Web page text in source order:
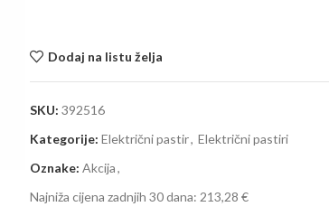
Dodaj na listu želja
SKU: 392516
Kategorije: Električni pastir, Električni pastiri
Oznake: Akcija,
Najniža cijena zadnjih 30 dana: 213,28 €